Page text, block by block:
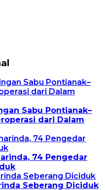
Sabu Pontianak–
dari Dalam
74 Pengedar
Seberang Diciduk